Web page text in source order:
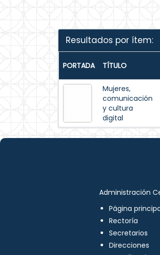
Resultados por ítem:
PORTADA TÍTULO
Mujeres,
comunicación
y cultura
digital
Administración
Página
Rectoría
Secretarios
Direcciones